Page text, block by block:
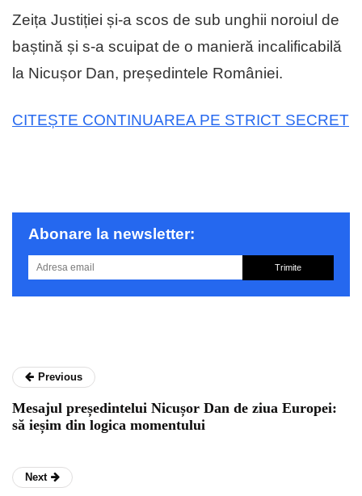
Zeița Justiției și-a scos de sub unghii noroiul de
baștină și s-a scuipat de o manieră incalificabilă
la Nicușor Dan, președintele României.
CITEȘTE CONTINUAREA PE STRICT SECRET
Abonare la newsletter:
Trimite
Previous
Mesajul președintelui Nicușor Dan de ziua Europei:
să ieșim din logica momentului
Next